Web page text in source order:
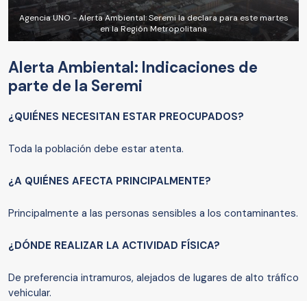
Agencia UNO - Alerta Ambiental: Seremi la declara para este martes
en la Región Metropolitana
Alerta Ambiental: Indicaciones de
parte de la Seremi
¿QUIÉNES NECESITAN ESTAR PREOCUPADOS?
Toda la población debe estar atenta.
¿A QUIÉNES AFECTA PRINCIPALMENTE?
Principalmente a las personas sensibles a los contaminantes.
¿DÓNDE REALIZAR LA ACTIVIDAD FÍSICA?
De preferencia intramuros, alejados de lugares de alto tráfico
vehicular.